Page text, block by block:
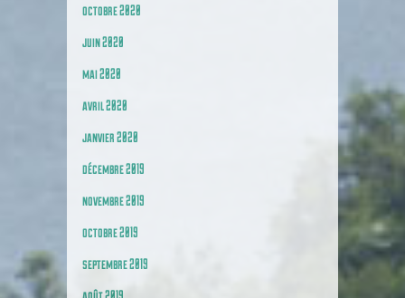
octobre 2020
juin 2020
mai 2020
avril 2020
janvier 2020
décembre 2019
novembre 2019
octobre 2019
septembre 2019